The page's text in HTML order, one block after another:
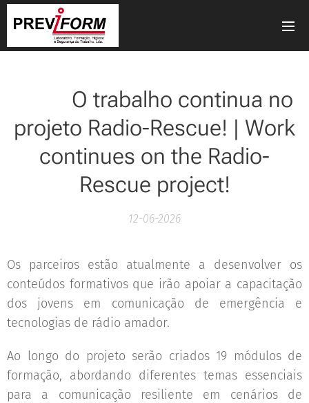
📡💻O trabalho continua no
projeto Radio-Rescue! | Work
continues on the Radio-
Rescue project!
12-06-2026
Os parceiros estão atualmente a desenvolver os
conteúdos formativos que irão apoiar a capacitação
dos jovens em comunicação de emergência e
tecnologias de rádio amador. 🚨📻
Ao longo do projeto serão criados 19 módulos de
formação, abordando diferentes temas essenciais
para a comunicação resiliente em cenários de